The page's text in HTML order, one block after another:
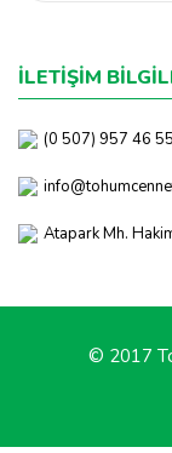
İLETİŞİM
(0 507) 957 46 55
Atapark Mh.
© 2017